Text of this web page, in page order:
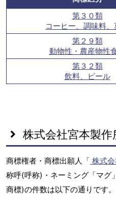
第３０類
コーヒー、調味料、
第２９類
動物性・農産物性
第３２類
飲料、ビール
株式会社宮本製作
商標権者・商標出願人「 株式
称呼(呼称)・ネーミング「マグ
商標)の件数は以下の通りです。